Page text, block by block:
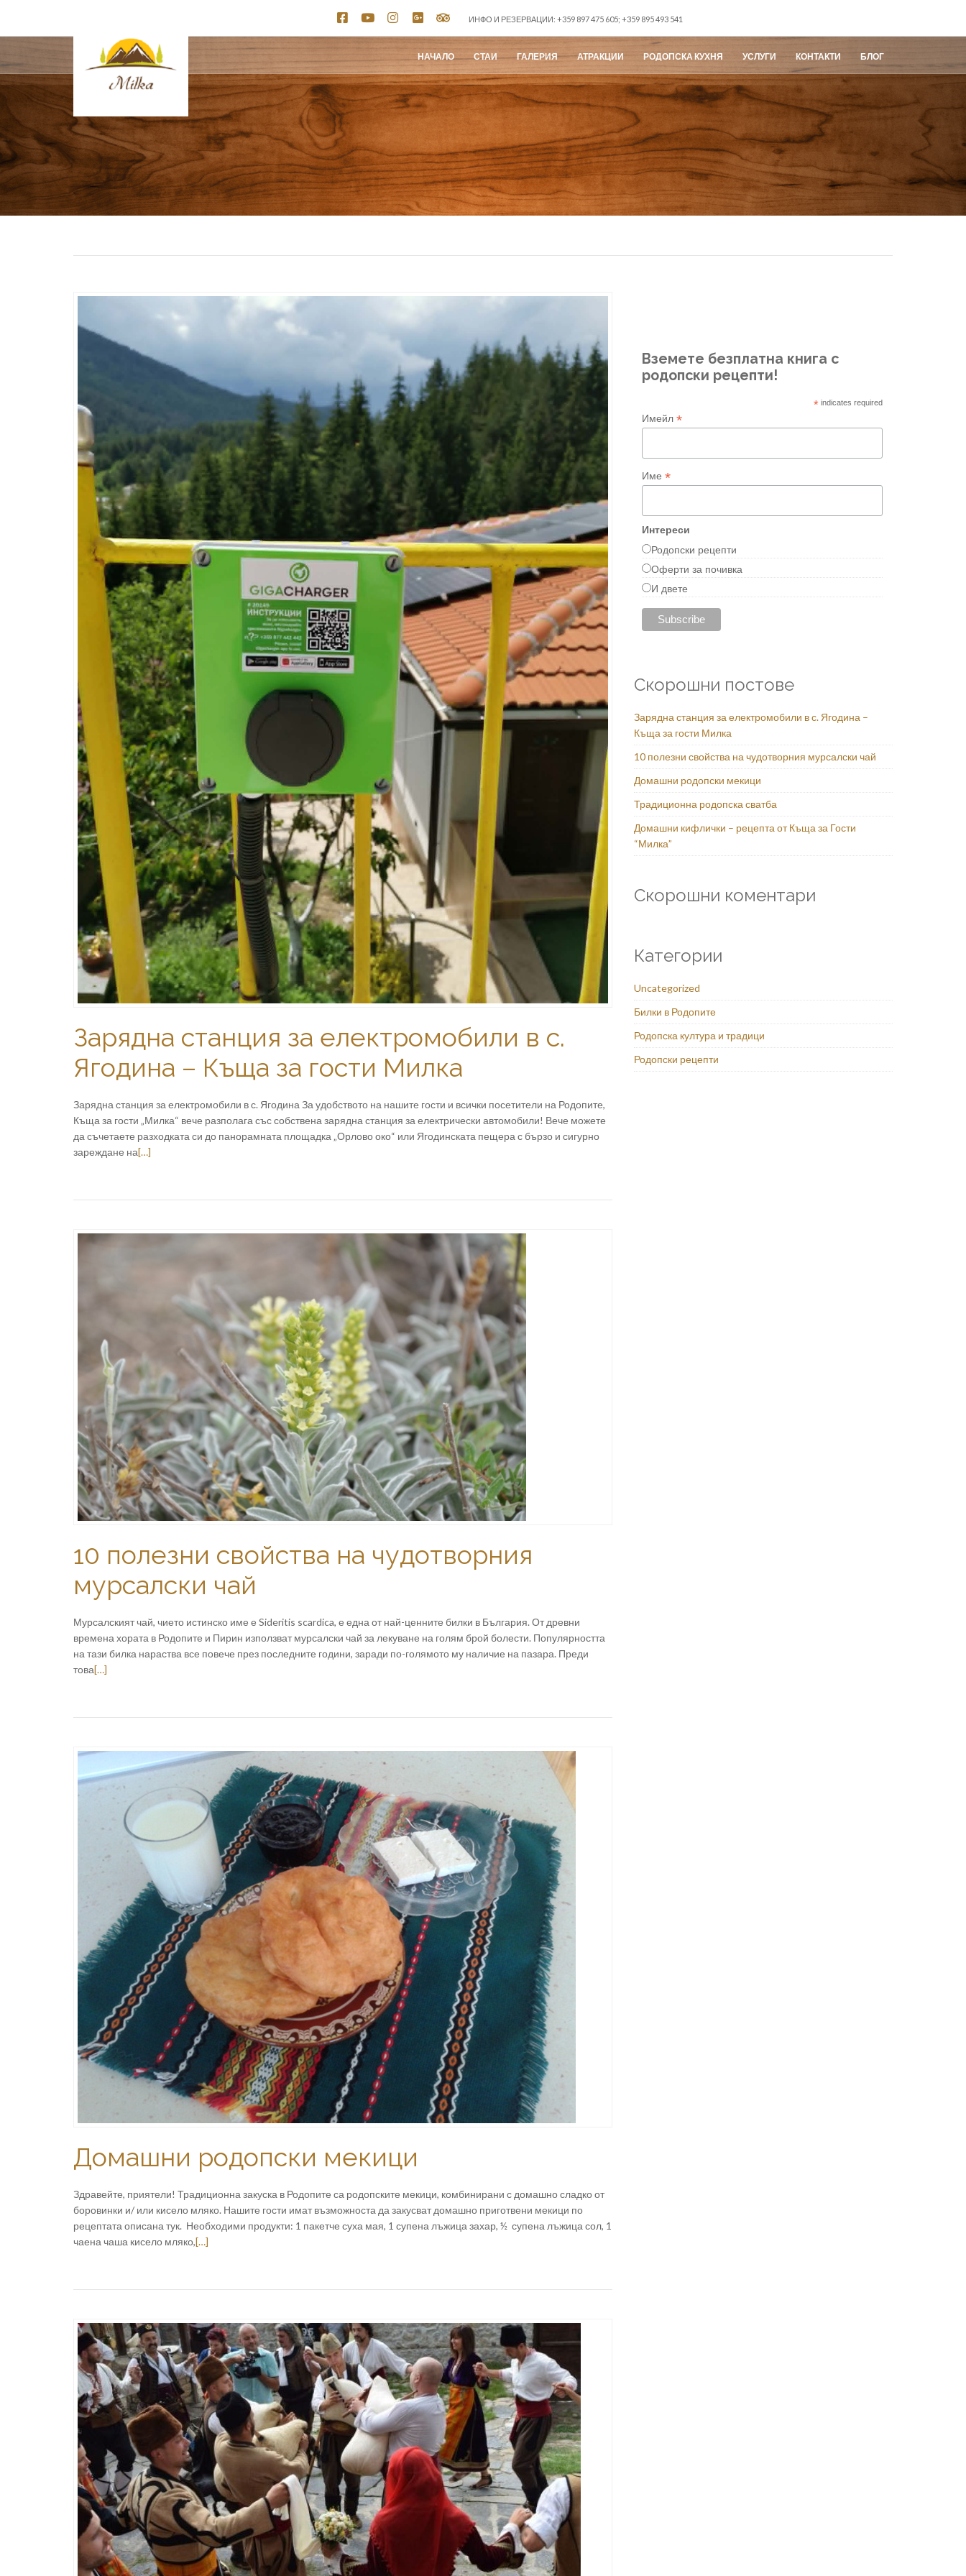
ИНФО И РЕЗЕРВАЦИИ: +359 897 475 605; +359 895 493 541
НАЧАЛО СТАИ ГАЛЕРИЯ АТРАКЦИИ РОДОПСКА КУХНЯ УСЛУГИ КОНТАКТИ БЛОГ
Зарядна станция за електромобили в с.
Ягодина – Къща за гости Милка
Зарядна станция за електромобили в с. Ягодина За удобството на нашите гости и всички посетители на Родопите,
Къща за гости „Милка“ вече разполага със собствена зарядна станция за електрически автомобили! Вече можете
да съчетаете разходката си до панорамната площадка „Орлово око“ или Ягодинската пещера с бързо и сигурно
зареждане на[…]
10 полезни свойства на чудотворния
мурсалски чай
Мурсалският чай, чието истинско име е Sideritis scardica, е една от най-ценните билки в България. От древни
времена хората в Родопите и Пирин използват мурсалски чай за лекуване на голям брой болести. Популярността
на тази билка нараства все повече през последните години, заради по-голямото му наличие на пазара. Преди
това[…]
Домашни родопски мекици
Здравейте, приятели! Традиционна закуска в Родопите са родопските мекици, комбинирани с домашно сладко от
боровинки и/ или кисело мляко. Нашите гости имат възможноста да закусват домашно приготвени мекици по
рецептата описана тук. Необходими продукти: 1 пакетче суха мая, 1 супена лъжица захар, ½ супена лъжица сол, 1
чаена чаша кисело мляко,[…]
Вземете безплатна книга с
родопски рецепти!
* indicates required
Имейл *
Име *
Интереси
Родопски рецепти
Оферти за почивка
И двете
Скорошни постове
Зарядна станция за електромобили в с. Ягодина –
Къща за гости Милка
10 полезни свойства на чудотворния мурсалски чай
Домашни родопски мекици
Традиционна родопска сватба
Домашни кифлички – рецепта от Къща за Гости
“Милка”
Скорошни коментари
Категории
Uncategorized
Билки в Родопите
Родопска култура и традици
Родопски рецепти